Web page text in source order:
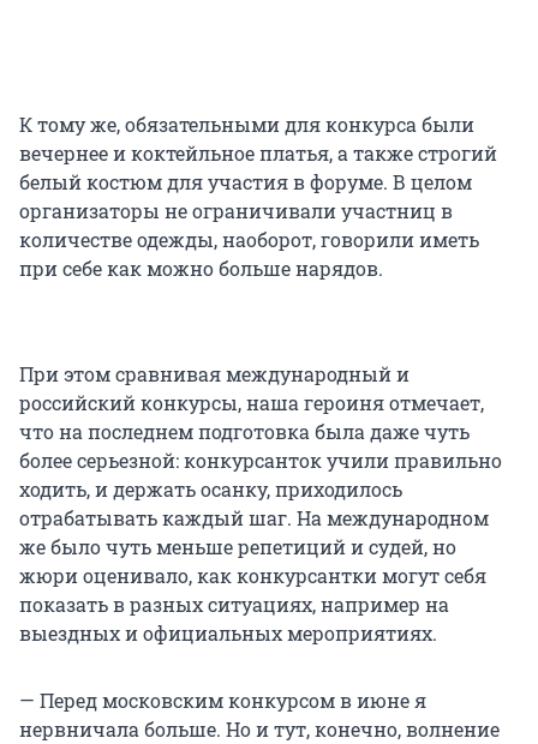
К тому же, обязательными для конкурса были
вечернее и коктейльное платья, а также строгий
белый костюм для участия в форуме. В целом
организаторы не ограничивали участниц в
количестве одежды, наоборот, говорили иметь
при себе как можно больше нарядов.
При этом сравнивая международный и
российский конкурсы, наша героиня отмечает,
что на последнем подготовка была даже чуть
более серьезной: конкурсанток учили правильно
ходить, и держать осанку, приходилось
отрабатывать каждый шаг. На международном
же было чуть меньше репетиций и судей, но
жюри оценивало, как конкурсантки могут себя
показать в разных ситуациях, например на
выездных и официальных мероприятиях.
— Перед московским конкурсом в июне я
нервничала больше. Но и тут, конечно, волнение